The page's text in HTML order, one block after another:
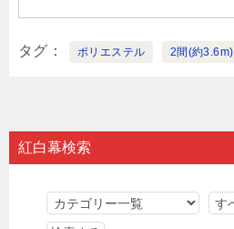
タグ ポリエステル 2間(約3.6m)
紅白幕検索